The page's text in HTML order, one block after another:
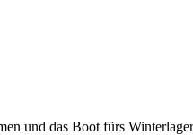
und das Boot fürs